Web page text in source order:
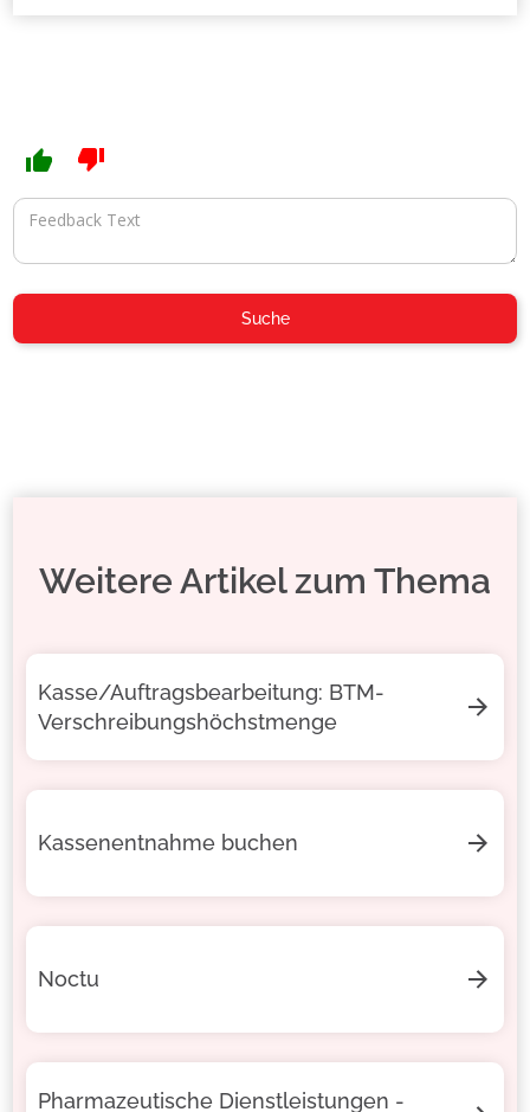
Weitere Artikel zum Thema
Kasse/Auftragsbearbeitung: BTM-
Verschreibungshöchstmenge
Kassenentnahme buchen
Noctu
Pharmazeutische Dienstleistungen -